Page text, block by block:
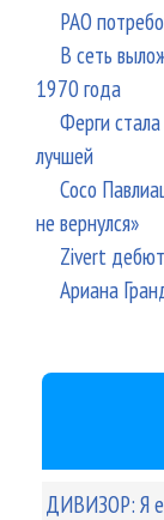
РАО
В сеть
1970 года
Ферги
лучшей
Сосо
не вернулся»
Zivert
Ариана
ДИВИЗОР: Я